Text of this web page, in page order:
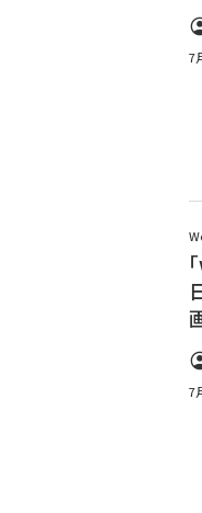
7
7